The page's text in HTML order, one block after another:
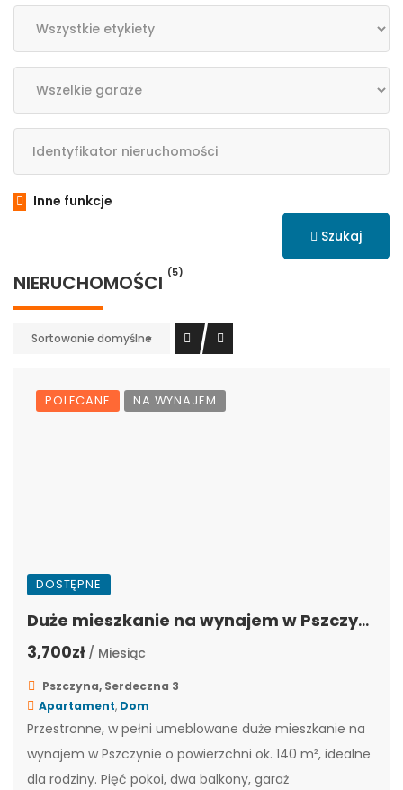
Inne funkcje
Szukaj
NIERUCHOMOŚCI (5)
Sortowanie domyślne
POLECANE NA WYNAJEM
DOSTĘPNE
Duże mieszkanie na wynajem w Pszczynie, połowa domu, SER-1
3,700zł / Miesiąc
Pszczyna, Serdeczna 3
Apartament, Dom
Przestronne, w pełni umeblowane duże mieszkanie na
wynajem w Pszczynie o powierzchni ok. 140 m², idealne
dla rodziny. Pięć pokoi, dwa balkony, garaż